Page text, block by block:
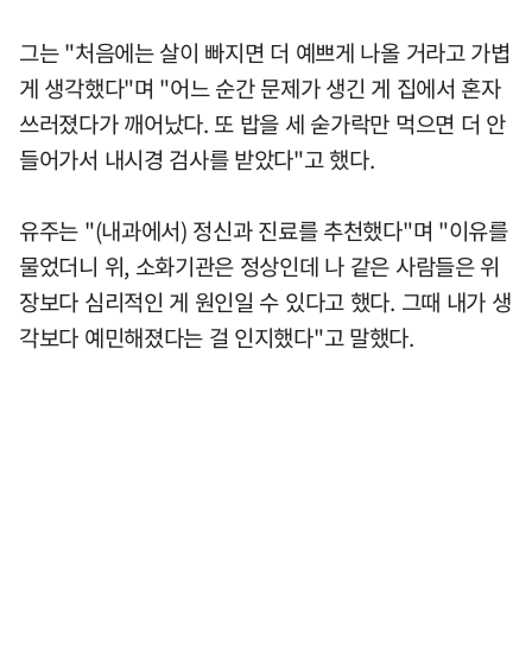
그는 "처음에는 살이 빠지면 더 예쁘게 나올 거라고 가볍
게 생각했다"며 "어느 순간 문제가 생긴 게 집에서 혼자
쓰러졌다가 깨어났다. 또 밥을 세 숟가락만 먹으면 더 안
들어가서 내시경 검사를 받았다"고 했다.
유주는 "(내과에서) 정신과 진료를 추천했다"며 "이유를
물었더니 위, 소화기관은 정상인데 나 같은 사람들은 위
장보다 심리적인 게 원인일 수 있다고 했다. 그때 내가 생
각보다 예민해졌다는 걸 인지했다"고 말했다.